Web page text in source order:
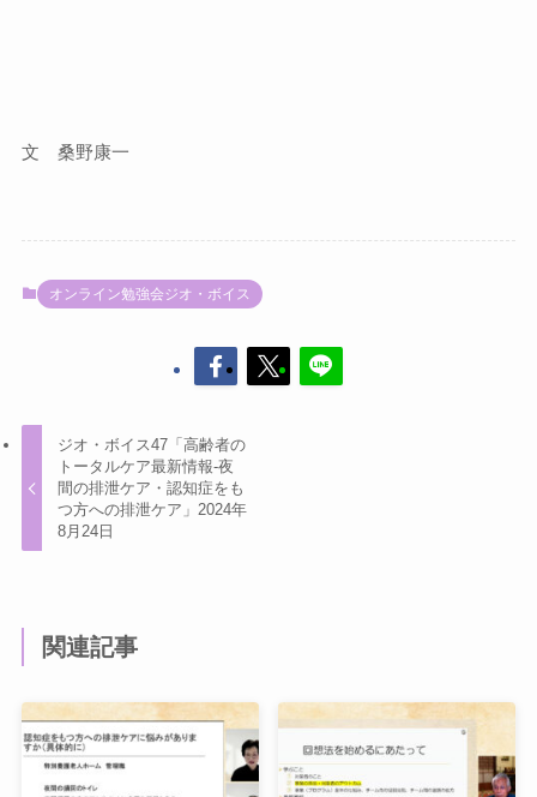
文 桑野康一
オンライン勉強会ジオ・ボイス
ジオ・ボイス47「高齢者の
トータルケア最新情報-夜
間の排泄ケア・認知症をも
つ方への排泄ケア」2024年
8月24日
関連記事